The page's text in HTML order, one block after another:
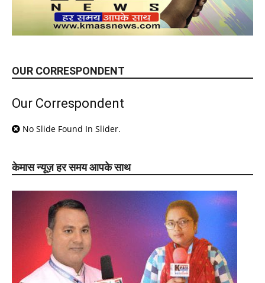
OUR CORRESPONDENT
Our Correspondent
No Slide Found In Slider.
केमास न्यूज़ हर समय आपके साथ